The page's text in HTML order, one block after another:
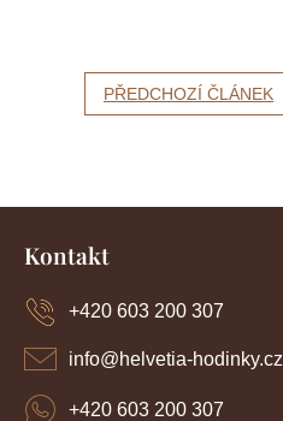
PŘEDCHOZÍ ČLÁNEK
Z
Kontakt
info@helvetia-hodinky.cz
+420 603 200 307
+420 603 200 307